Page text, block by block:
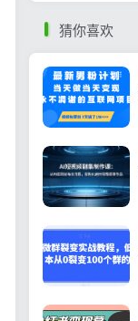
猜你喜欢